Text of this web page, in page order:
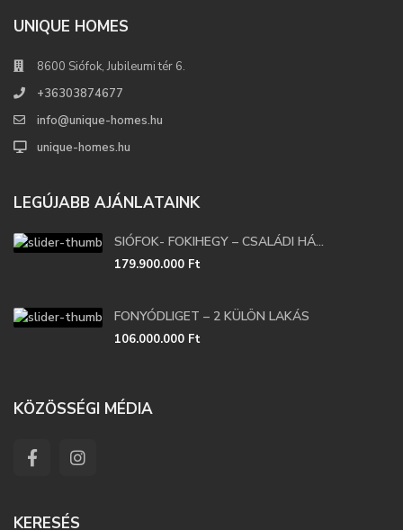
UNIQUE HOMES
8600 Siófok, Jubileumi tér 6.
+36303874677
info@unique-homes.hu
unique-homes.hu
LEGÚJABB AJÁNLATAINK
SIÓFOK- FOKIHEGY – CSALÁDI HÁ...
179.900.000 Ft
FONYÓDLIGET – 2 KÜLÖN LAKÁS
106.000.000 Ft
KÖZÖSSÉGI MÉDIA
KERESÉS